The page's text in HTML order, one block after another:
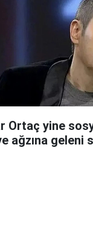
Ortaç yine
ağzına geleni